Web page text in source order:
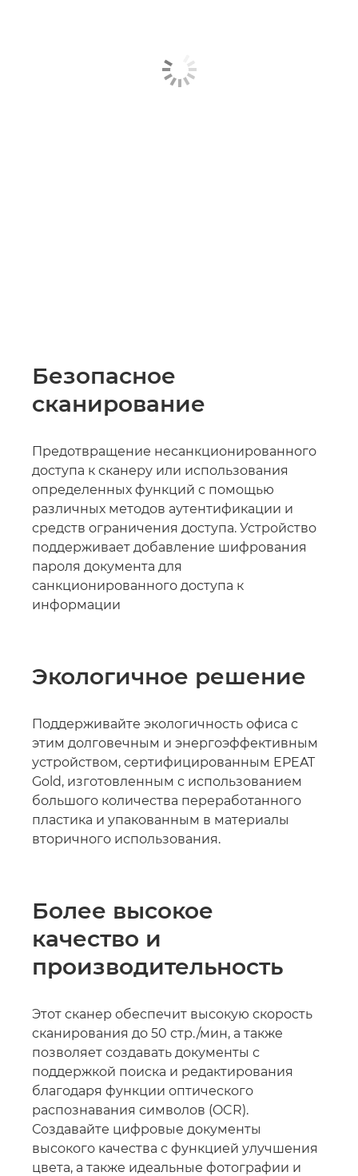
Безопасное
сканирование
Предотвращение несанкционированного
доступа к сканеру или использования
определенных функций с помощью
различных методов аутентификации и
средств ограничения доступа. Устройство
поддерживает добавление шифрования
пароля документа для
санкционированного доступа к
информации
Экологичное решение
Поддерживайте экологичность офиса с
этим долговечным и энергоэффективным
устройством, сертифицированным EPEAT
Gold, изготовленным с использованием
большого количества переработанного
пластика и упакованным в материалы
вторичного использования.
Более высокое
качество и
производительность
Этот сканер обеспечит высокую скорость
сканирования до 50 стр./мин, а также
позволяет создавать документы с
поддержкой поиска и редактирования
благодаря функции оптического
распознавания символов (OCR).
Создавайте цифровые документы
высокого качества с функцией улучшения
цвета, а также идеальные фотографии и